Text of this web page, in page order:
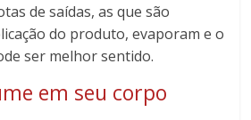
de saídas, as que são
do produto, evaporam e o
ser melhor sentido.
em seu corpo